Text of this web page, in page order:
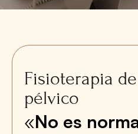
Fisioterapia
pélvico
«No es